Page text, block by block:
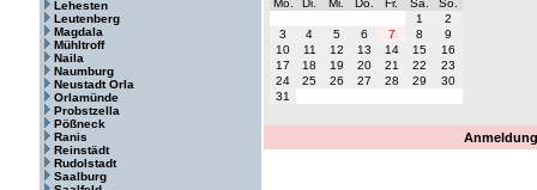
Lehesten
Leutenberg
Magdala
Mühltroff
Naila
Naumburg
Neustadt Orla
Orlamünde
Probstzella
Pößneck
Ranis
Reinstädt
Rudolstadt
Saalburg
Mo.
Di. Mi. Do. Fr. Sa.
So.
1
2
3
4 5 6 7 8
9
10
11 12 13 14 15
16
17
18 19 20 21 22
23
24
25 26 27 28 29
30
31